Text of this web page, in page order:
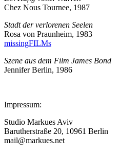
Chez Nous Tournee, 1987
Stadt der verlorenen Seelen
Rosa von Praunheim, 1983
missingFILMs
Szene aus dem Film James Bond
Jennifer Berlin, 1986
Impressum:
Studio Markues Aviv
Barutherstraße 20, 10961 Berlin
mail@markues.net